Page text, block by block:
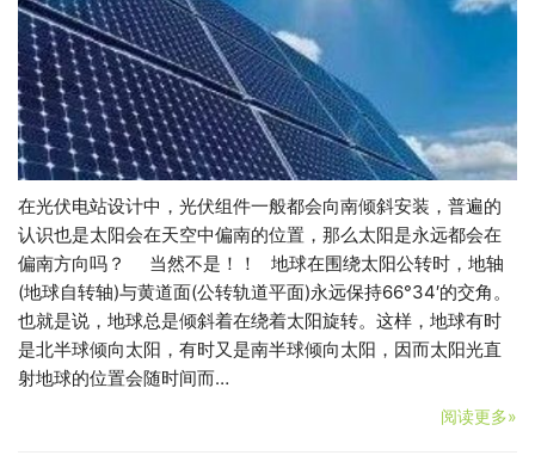
在光伏电站设计中，光伏组件一般都会向南倾斜安装，普遍的
认识也是太阳会在天空中偏南的位置，那么太阳是永远都会在
偏南方向吗？ 当然不是！！ 地球在围绕太阳公转时，地轴
(地球自转轴)与黄道面(公转轨道平面)永远保持66°34′的交角。
也就是说，地球总是倾斜着在绕着太阳旋转。这样，地球有时
是北半球倾向太阳，有时又是南半球倾向太阳，因而太阳光直
射地球的位置会随时间而…
阅读更多»